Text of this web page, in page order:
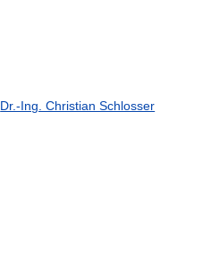
Dr.-Ing. Christian Schlosser